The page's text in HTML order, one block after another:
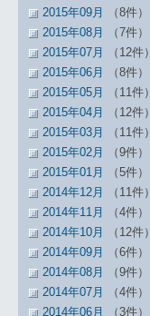
2015年09月
（8件）
2015年08月
（7件）
2015年07月
（12件）
2015年06月
（8件）
2015年05月
（11件）
2015年04月
（12件）
2015年03月
（11件）
2015年02月
（9件）
2015年01月
（5件）
2014年12月
（11件）
2014年11月
（4件）
2014年10月
（12件）
2014年09月
（6件）
2014年08月
（9件）
2014年07月
（4件）
2014年06月
（3件）